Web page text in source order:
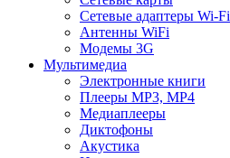
Сетевые адаптеры Wi-Fi
Антенны WiFi
Модемы 3G
Мультимедиа
Электронные книги
Плееры MP3, MP4
Медиаплееры
Диктофоны
Акустика